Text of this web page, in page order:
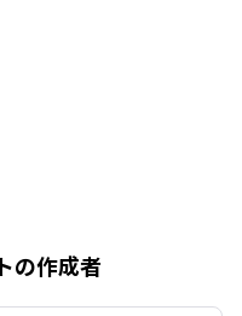
の作成者